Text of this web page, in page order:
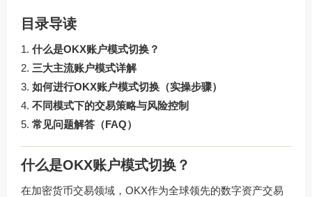
目录导读
什么是OKX账户模式切换？
三大主流账户模式详解
如何进行OKX账户模式切换（实操步骤）
不同模式下的交易策略与风险控制
常见问题解答（FAQ）
什么是OKX账户模式切换？
在加密货币交易领域，OKX作为全球领先的数字资产交易